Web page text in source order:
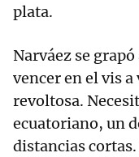
plata.
Narváez se
vencer en el vis
revoltosa.
ecuatoriano, un
distancias